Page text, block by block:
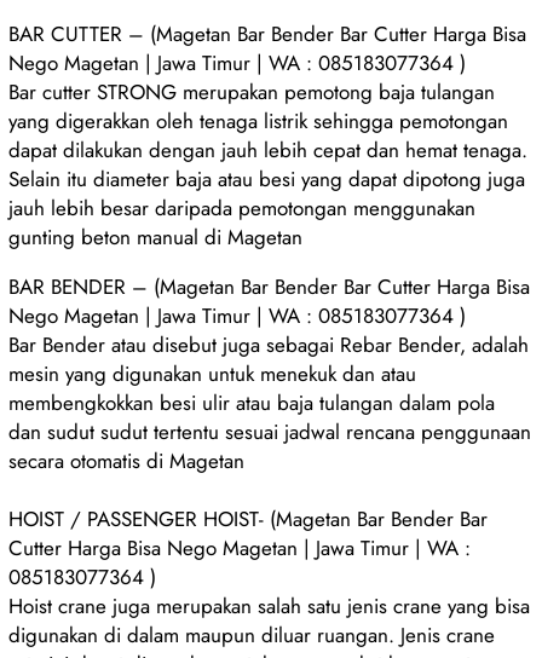
BAR CUTTER – (Magetan Bar Bender Bar Cutter Harga Bisa
Nego Magetan | Jawa Timur | WA : 085183077364 )
Bar cutter STRONG merupakan pemotong baja tulangan
yang digerakkan oleh tenaga listrik sehingga pemotongan
dapat dilakukan dengan jauh lebih cepat dan hemat tenaga.
Selain itu diameter baja atau besi yang dapat dipotong juga
jauh lebih besar daripada pemotongan menggunakan
gunting beton manual di Magetan
BAR BENDER – (Magetan Bar Bender Bar Cutter Harga Bisa
Nego Magetan | Jawa Timur | WA : 085183077364 )
Bar Bender atau disebut juga sebagai Rebar Bender, adalah
mesin yang digunakan untuk menekuk dan atau
membengkokkan besi ulir atau baja tulangan dalam pola
dan sudut sudut tertentu sesuai jadwal rencana penggunaan
secara otomatis di Magetan
HOIST / PASSENGER HOIST- (Magetan Bar Bender Bar
Cutter Harga Bisa Nego Magetan | Jawa Timur | WA :
085183077364 )
Hoist crane juga merupakan salah satu jenis crane yang bisa
digunakan di dalam maupun diluar ruangan. Jenis crane